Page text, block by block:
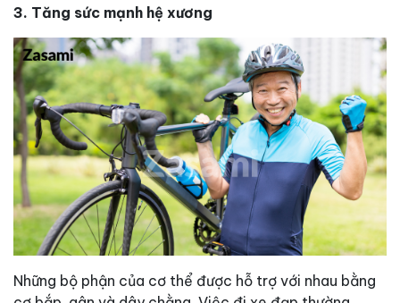
3. Tăng sức mạnh hệ xương
Những bộ phận của cơ thể được hỗ trợ với nhau bằng